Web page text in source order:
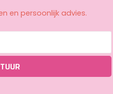
en persoonlijk advies.